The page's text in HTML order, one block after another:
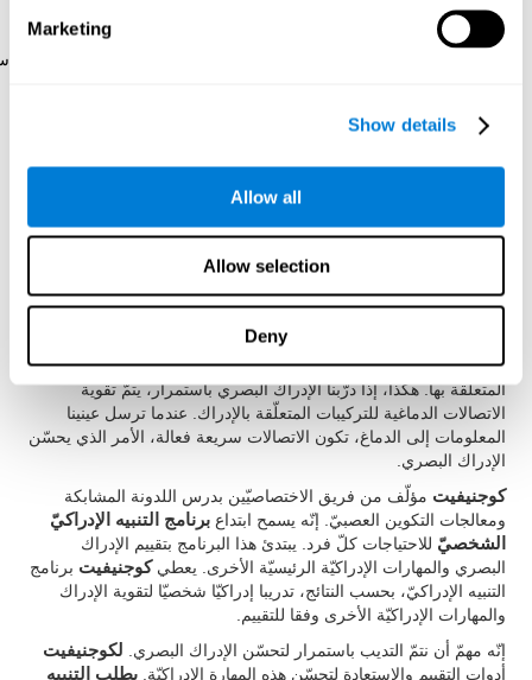
Marketing
Show details
Allow all
Allow selection
Deny
: تظهر الصور في الشاشة خلال وقت
قصير، ثم تظهر أربع حروف وعليك أن تختار الحرف المتناظر
كيف نستعيد أو نحسّن الإدراك
يمكنا تدريب كلّ المهارات الإدراكيّة لتحسّن أدائها. نعطي في كوجنيفيت
مجموعة تمارين وألعاب مصمّة لاستعادة نقص الإدراك الصري ووظائف
معرفية أخرى. يتمّ تقوية الدماغ والاتصالات العصبية باستخدام الوظائف
المتعلّقة بها. هكذا، إذا درّبنا الإدراك البصري باستمرار، يتمّ تقوية
الاتصالات الدماغية للتركيبات المتعلّقة بالإدراك. عندما ترسل عينينا
المعلومات إلى الدماغ، تكون الاتصالات سريعة فعالة، الأمر الذي يحسّن
الإدراك البصري.
كوجنيفيت مؤلّف من فريق الاختصاصيّين بدرس اللدونة المشابكة
ومعالجات التكوين العصبيّ. إنّه يسمح ابتداعبرنامج التنبيه الإدراكيّ
الشخصيّ للاحتياجات كلّ فرد. يبتدئ هذا البرنامج بتقييم الإدراك
البصري والمهارات الإدراكيّة الرئيسيّة الأخرى. يعطيكوجنيفيت برنامج
التنبيه الإدراكيّ، بحسب النتائج، تدريبا إدراكيّا شخصيّا لتقوية الإدراك
والمهارات الإدراكيّة الأخرى وفقا للتقييم.
إنّه مهمّ أن نتمّ التديب باستمرار لتحسّن الإدراك البصري. لكوجنيفيت
أدوات التقييم والاستعادة لتحسّن هذه المهارة الإدراكيّة.يطلب التنبيه